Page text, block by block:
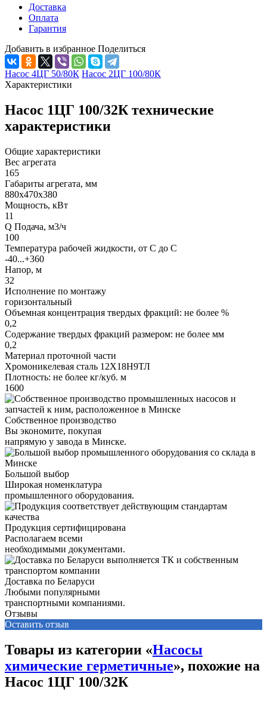
Доставка
Оплата
Гарантия
Добавить в избранное Поделиться
Насос 4ЦГ 50/80К Насос 2ЦГ 100/80К
Характеристики
Насос 1ЦГ 100/32К технические
характеристики
Общие характеристики
Вес агрегата
165
Габариты агрегата, мм
880х470х380
Мощность, кВт
11
Q Подача, м3/ч
100
Температура рабочей жидкости, от С до С
-40...+360
Напор, м
32
Исполнение по монтажу
горизонтальный
Объемная концентрация твердых фракций: не более %
0,2
Содержание твердых фракций размером: не более мм
0,2
Материал проточной части
Хромоникелевая сталь 12Х18Н9ТЛ
Плотность: не более кг/куб. м
1600
Собственное производство
Вы экономите, покупая
напрямую у завода в Минске.
Большой выбор
Широкая номенклатура
промышленного оборудования.
Продукция сертифицирована
Располагаем всеми
необходимыми документами.
Доставка по Беларуси
Любыми популярными
транспортными компаниями.
Отзывы
Оставить отзыв
Товары из категории «Насосы
химические герметичные», похожие на
Насос 1ЦГ 100/32К